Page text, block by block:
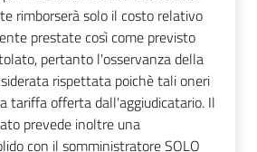
rimborserà solo il costo relativo
prestate così come previsto
pertanto l'osservanza della
rispettata poichè tali oneri
tariffa offerta dall'aggiudicatario. Il
prevede inoltre una
con il somministratore SOLO